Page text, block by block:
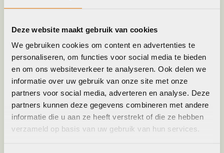
Deze website maakt gebruik van cookies
We gebruiken cookies om content en advertenties te
personaliseren, om functies voor social media te bieden
en om ons websiteverkeer te analyseren. Ook delen we
informatie over uw gebruik van onze site met onze
partners voor social media, adverteren en analyse. Deze
partners kunnen deze gegevens combineren met andere
informatie die u aan ze heeft verstrekt of die ze hebben
verzameld op basis van uw gebruik van hun services.
Leverstatus
Merk Agu
Maat L, M, S, XL, XXL
Kleur Blauw